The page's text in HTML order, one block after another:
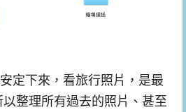
定下來，看旅行照片，是最
整理所有過去的照片、甚至